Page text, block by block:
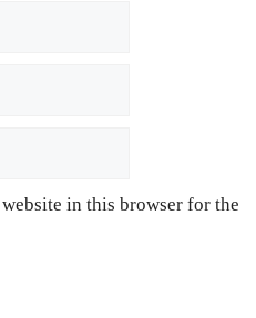
in this browser for the